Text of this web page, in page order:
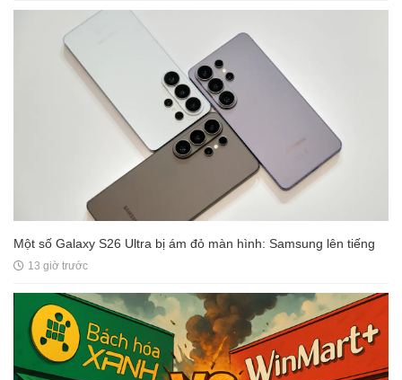
Một số Galaxy S26 Ultra bị ám đỏ màn hình: Samsung lên tiếng
13 giờ trước